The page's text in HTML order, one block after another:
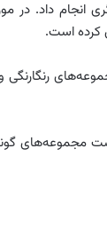
انجام داد. در
کرده است.
رنگارنگی